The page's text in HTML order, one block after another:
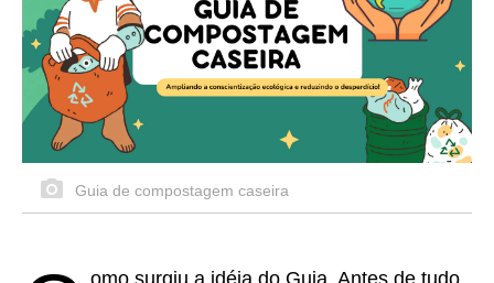
Guia de compostagem caseira
omo surgiu a idéia do Guia. Antes de tudo,